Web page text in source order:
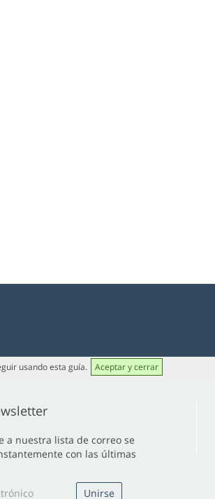
usando esta guía. Aceptar y cerrar
a nuestra lista de correo se
con las últimas